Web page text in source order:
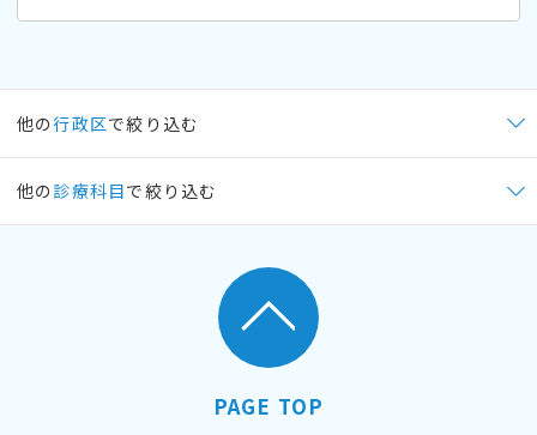
他の行政区で絞り込む
他の 診療科目で絞り込む
PAGE TOP